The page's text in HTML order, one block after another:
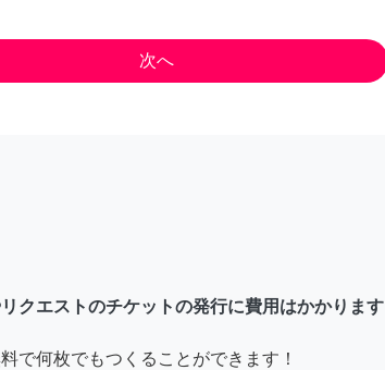
クエストのチケットの発行に費用はかかります
で何枚でもつくることができます！